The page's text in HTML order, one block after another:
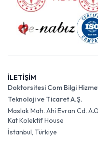
İLETİŞİM
Doktorsitesi Com Bilgi
Teknoloji ve Ticaret A.Ş.
Maslak Mah. Ahi Evran Cd.
Kat Kolektif House
İstanbul, Türkiye